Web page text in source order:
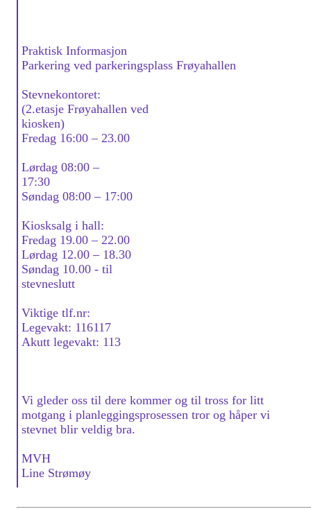
Praktisk Informasjon
Parkering ved parkeringsplass Frøyahallen
Stevnekontoret:
(2.etasje Frøyahallen ved
kiosken)
Fredag 16:00 – 23.00
Lørdag 08:00 –
17:30
Søndag 08:00 – 17:00
Kiosksalg i hall:
Fredag 19.00 – 22.00
Lørdag 12.00 – 18.30
Søndag 10.00 - til
stevneslutt
Viktige tlf.nr:
Legevakt: 116117
Akutt legevakt: 113
Vi gleder oss til dere kommer og til tross for litt
motgang i planleggingsprosessen tror og håper vi
stevnet blir veldig bra.
MVH
Line Strømøy